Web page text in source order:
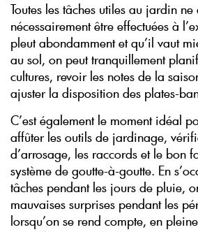
Toutes les tâches utiles au jardin
nécessairement être effectuées à
pleut abondamment et qu’il vaut
au sol, on peut tranquillement
cultures, revoir les notes de la
ajuster la disposition des plates-
C’est également le moment idéal
affûter les outils de jardinage,
d’arrosage, les raccords et le bon
système de goutte-à-goutte. En
tâches pendant les jours de pluie,
mauvaises surprises pendant les
lorsqu’on se rend compte, en